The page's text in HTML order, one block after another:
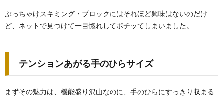
ぶっちゃけスキミング・ブロックにはそれほど興味はないのだけ
ど、ネットで見つけて一目惚れしてポチッてしまいました。
テンションあがる手のひらサイズ
まずその魅力は、機能盛り沢山なのに、手のひらにすっきり収まる